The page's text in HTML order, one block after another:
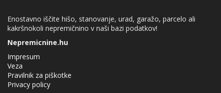
Enostavno iščite hišo, stanovanje, urad, garažo, parcelo ali
kakršnokoli nepremičnino v naši bazi podatkov!
Nepremicnine.hu
Impresum
Veza
Pravilnik za piškotke
Privacy policy